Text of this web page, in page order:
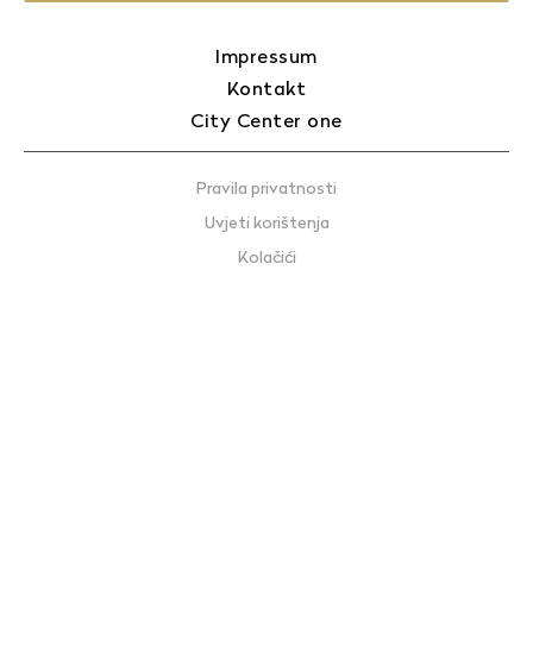
Impressum
Kontakt
City Center one
Pravila privatnosti
Uvjeti korištenja
Kolačići